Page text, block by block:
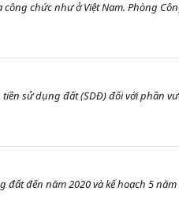
chức như ở Việt Nam. Phòng
sử dụng đất (SDĐ) đối với phần
đến năm 2020 và kế hoạch 5 năm